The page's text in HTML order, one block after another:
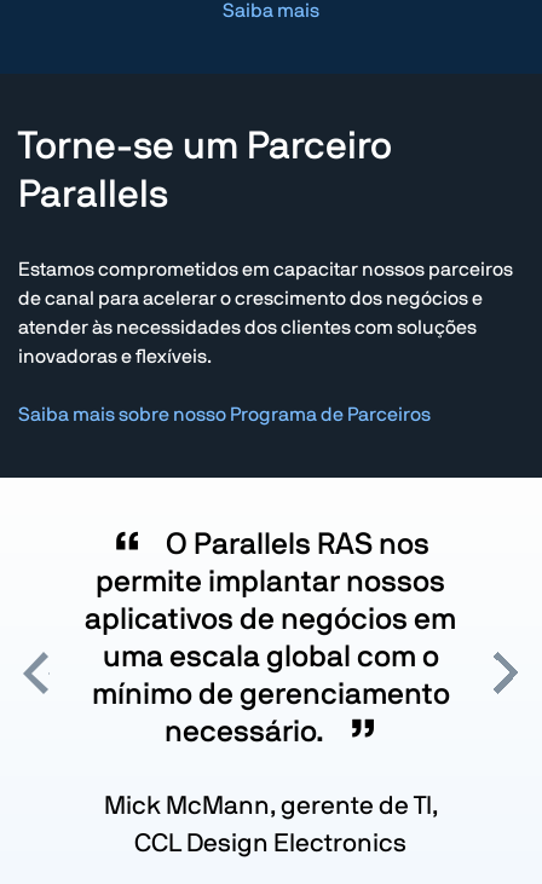
Saiba mais
Torne-se um Parceiro
Parallels
Estamos comprometidos em capacitar nossos parceiros
de canal para acelerar o crescimento dos negócios e
atender às necessidades dos clientes com soluções
inovadoras e flexíveis.
Saiba mais sobre nosso Programa de Parceiros
“
O Parallels RAS nos
permite implantar nossos
aplicativos de negócios em
uma escala global com o
mínimo de gerenciamento
necessário.
”
Mick McMann, gerente de TI,
CCL Design Electronics
Anterior